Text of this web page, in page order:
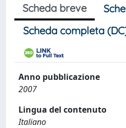
Scheda breve
Scheda completa
Anno pubblicazione
2007
Lingua del contenuto
Italiano